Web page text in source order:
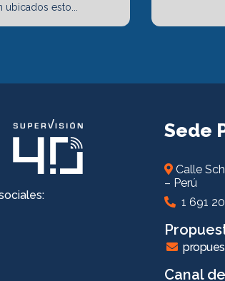
esto...
Sede
Calle
– Perú
1 691
Canal